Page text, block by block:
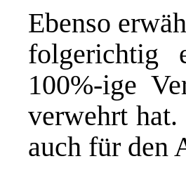
Ebenso
folgerichtig
100%-ige
verwehrt
auch für den